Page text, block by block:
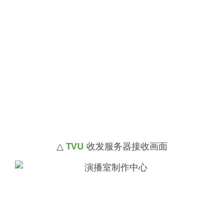
△ TVU 收发服务器接收画面